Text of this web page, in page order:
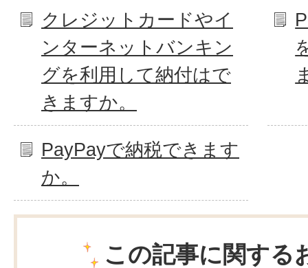
クレジットカードやイ
ンターネットバンキン
グを利用して納付はで
きますか。
PayPayで納税できます
か。
この記事に関する